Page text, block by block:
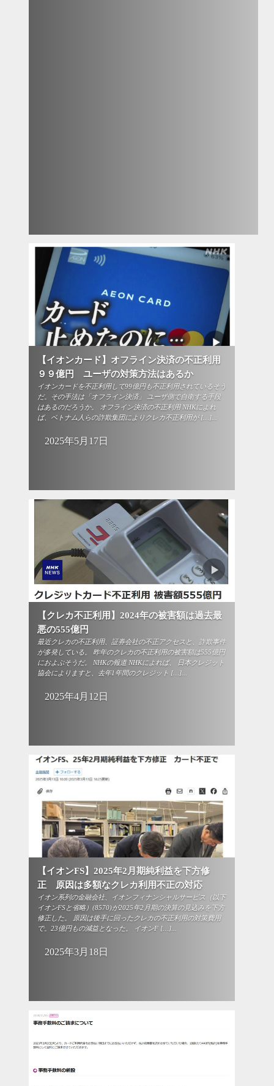
【イオンカード】オフライン決済の不正利用
９９億円 ユーザの対策方法はあるか
イオンカードを不正利用して99億円も不正利用されているそう
だ。その手法は「オフライン決済」 ユーザ側で自衛する手段
はあるのだろうか。 オフライン決済の不正利用 NHKによれ
ば、ベトナム人らの詐欺集団によりクレカ不正利用が […]...
2025年5月17日
【クレカ不正利用】2024年の被害額は過去最
悪の555億円
最近クレカの不正利用、証券会社の不正アクセスと、詐欺事件
が多発している。 昨年のクレカの不正利用の被害額は555億円
におよぶそうだ。 NHKの報道 NHKによれば、 日本クレジット
協会によりますと、去年1年間のクレジット […]...
2025年4月12日
【イオンFS】2025年2月期純利益を下方修
正 原因は多額なクレカ利用不正の対応
イオン系列の金融会社、イオンフィナンシャルサービス（以下
イオンFSと省略）(8570)が2025年2月期の決算の見込みを下方
修正した。 原因は後手に回ったクレカの不正利用の対策費用
で。23億円もの減益となった。 イオンF […]...
2025年3月18日